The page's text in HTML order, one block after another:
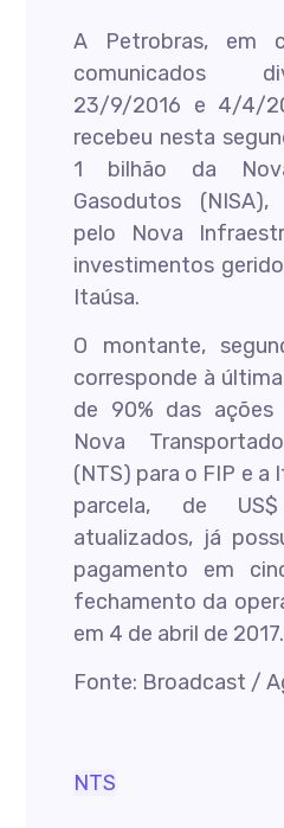
A Petrobras, em
comunicados
23/9/2016 e 4/4/
recebeu nesta
1 bilhão da
Gasodutos
pelo Nova
investimentos
Itaúsa.
O montante,
corresponde à
de 90% das ações
Nova
(NTS) para o FIP e a
parcela, de
atualizados, já
pagamento em
fechamento da
em 4 de abril de 2017.
Fonte: Broadcast /
NTS